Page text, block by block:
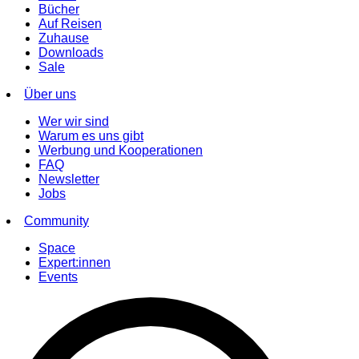
Bücher
Auf Reisen
Zuhause
Downloads
Sale
Über uns
Wer wir sind
Warum es uns gibt
Werbung und Kooperationen
FAQ
Newsletter
Jobs
Community
Space
Expert:innen
Events